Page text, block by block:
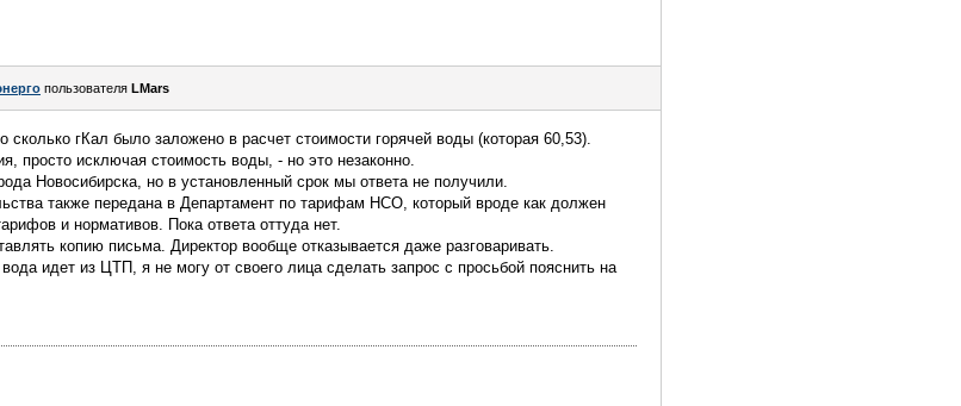
пользователя LMars
гКал было заложено в расчет стоимости горячей воды (которая 60,53).
просто исключая стоимость воды, - но это незаконно.
Новосибирска, но в установленный срок мы ответа не получили.
также передана в Департамент по тарифам НСО, который вроде как должен
и нормативов. Пока ответа оттуда нет.
копию письма. Директор вообще отказывается даже разговаривать.
идет из ЦТП, я не могу от своего лица сделать запрос с просьбой пояснить на